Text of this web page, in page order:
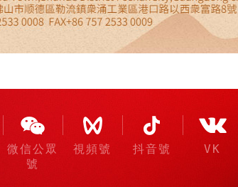
微信公眾
號
視頻號 抖音號 VK